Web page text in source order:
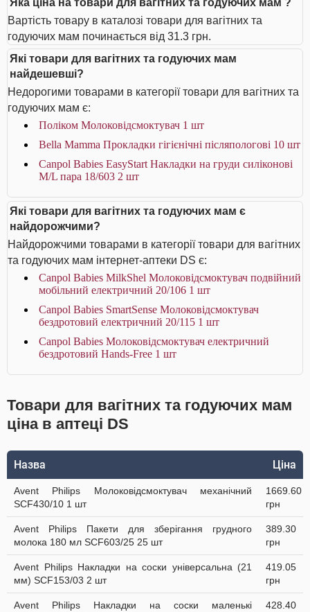
Яка ціна на товари для вагітних та годуючих мам ?
Вартість товару в каталозі товари для вагітних та
годуючих мам починається від 31.3 грн.
Які товари для вагітних та годуючих мам
найдешевші?
Недорогими товарами в категорії товари для вагітних та
годуючих мам є:
Поліком Молоковідсмоктувач 1 шт
Bella Мamma Прокладки гiгiєнiчнi післяпологові 10 шт
Canpol Babies EasyStart Накладки на груди силіконові
M/L пара 18/603 2 шт
Які товари для вагітних та годуючих мам є
найдорожчими?
Найдорожчими товарами в категорії товари для вагітних
та годуючих мам інтернет-аптеки DS є:
Canpol Babies MilkShel Молоковідсмоктувач подвійний
мобільний електричний 20/106 1 шт
Canpol Babies SmartSense Молоковідсмоктувач
бездротовий електричний 20/115 1 шт
Canpol Babies Молоковідсмоктувач електричний
бездротовий Hands-Free 1 шт
Товари для вагітних та годуючих мам
ціна в аптеці DS
Назва Ціна
Avent Philips Молоковідсмоктувач механічний
SCF430/10 1 шт
1669.60
грн
Avent Philips Пакети для зберігання грудного
молока 180 мл SCF603/25 25 шт
389.30
грн
Avent Philips Накладки на соски універсальна (21
мм) SCF153/03 2 шт
419.05
грн
Avent Philips Накладки на соски маленькі
428.40